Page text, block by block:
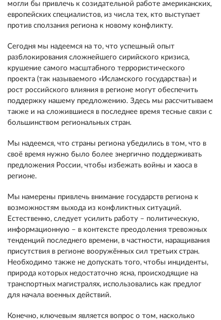
могли бы привлечь к созидательной работе американских,
европейских специалистов, из числа тех, кто выступает
против сползания региона к новому конфликту.
Сегодня мы надеемся на то, что успешный опыт
разблокирования сложнейшего сирийского кризиса,
крушение самого масштабного террористического
проекта (так называемого «Исламского государства») и
рост российского влияния в регионе могут обеспечить
поддержку нашему предложению. Здесь мы рассчитываем
также и на сложившиеся в последнее время тесные связи с
большинством региональных стран.
Мы надеемся, что страны региона убедились в том, что в
своё время нужно было более энергично поддерживать
предложения России, чтобы избежать войны и хаоса в
регионе.
Мы намерены привлечь внимание государств региона к
возможностям выхода из конфликтных ситуаций.
Естественно, следует усилить работу – политическую,
информационную – в контексте преодоления тревожных
тенденций последнего времени, в частности, наращивания
присутствия в регионе вооружённых сил третьих стран.
Необходимо также не допускать того, чтобы инциденты,
природа которых недостаточно ясна, происходящие на
транспортных магистралях, использовались как предлог
для начала военных действий.
Конечно, ключевым является вопрос о том, насколько